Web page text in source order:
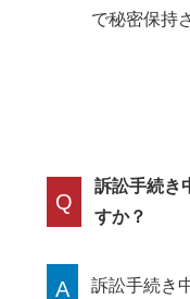
で秘密保持
Q
訴訟手続き
すか？
A
訴訟手続き